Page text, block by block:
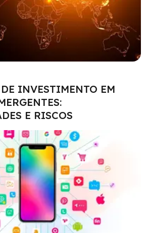
INVESTIMENTO EM
E RISCOS